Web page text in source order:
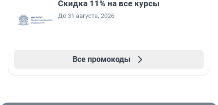
Скидка 11% на все курсы
До 31 августа, 2026
Все промокоды